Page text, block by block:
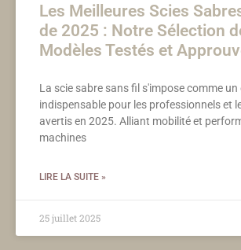
Les Meilleures Scies
de 2025 : Notre Sélection
Modèles Testés et
La scie sabre sans fil s'impose comme un
indispensable pour les professionnels et
avertis en 2025. Alliant mobilité et
machines
LIRE LA SUITE »
25 juillet 2025